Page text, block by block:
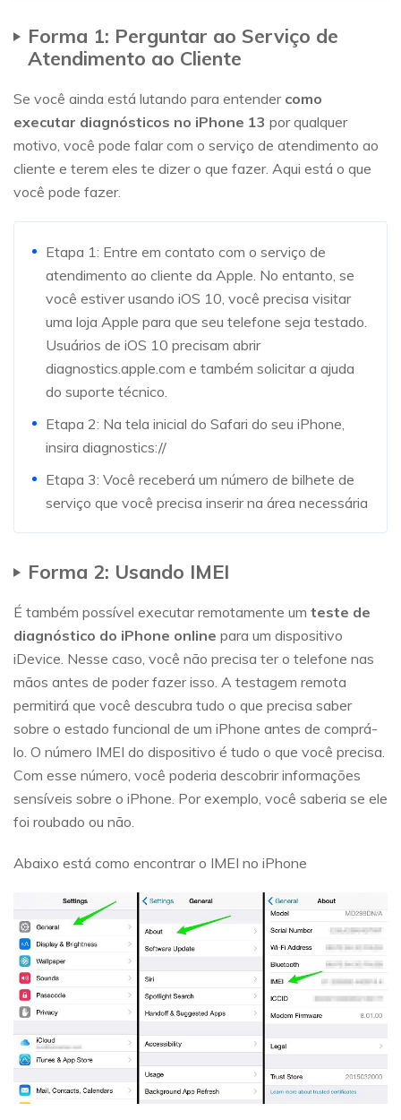
Forma 1: Perguntar ao Serviço de
Atendimento ao Cliente
Se você ainda está lutando para entender como
executar diagnósticos no iPhone 13 por qualquer
motivo, você pode falar com o serviço de atendimento ao
cliente e terem eles te dizer o que fazer. Aqui está o que
você pode fazer.
Etapa 1: Entre em contato com o serviço de
atendimento ao cliente da Apple. No entanto, se
você estiver usando iOS 10, você precisa visitar
uma loja Apple para que seu telefone seja testado.
Usuários de iOS 10 precisam abrir
diagnostics.apple.com e também solicitar a ajuda
do suporte técnico.
Etapa 2: Na tela inicial do Safari do seu iPhone,
insira diagnostics://
Etapa 3: Você receberá um número de bilhete de
serviço que você precisa inserir na área necessária
Forma 2: Usando IMEI
É também possível executar remotamente um teste de
diagnóstico do iPhone online para um dispositivo
iDevice. Nesse caso, você não precisa ter o telefone nas
mãos antes de poder fazer isso. A testagem remota
permitirá que você descubra tudo o que precisa saber
sobre o estado funcional de um iPhone antes de comprá-
lo. O número IMEI do dispositivo é tudo o que você precisa.
Com esse número, você poderia descobrir informações
sensíveis sobre o iPhone. Por exemplo, você saberia se ele
foi roubado ou não.
Abaixo está como encontrar o IMEI no iPhone